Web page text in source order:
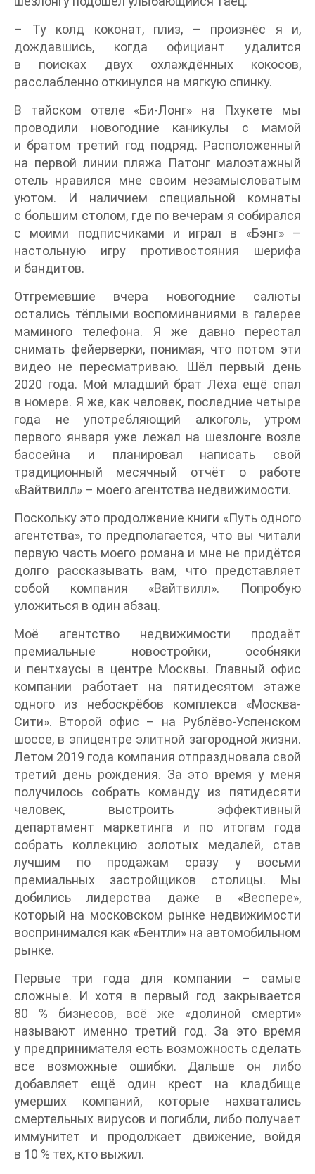
– Ту колд коконат, плиз, – произнёс я и,
дождавшись, когда официант удалится
в поисках двух охлаждённых кокосов,
расслабленно откинулся на мягкую спинку.
В тайском отеле «Би-Лонг» на Пхукете мы
проводили новогодние каникулы с мамой
и братом третий год подряд. Расположенный
на первой линии пляжа Патонг малоэтажный
отель нравился мне своим незамысловатым
уютом. И наличием специальной комнаты
с большим столом, где по вечерам я собирался
с моими подписчиками и играл в «Бэнг» –
настольную игру противостояния шерифа
и бандитов.
Отгремевшие вчера новогодние салюты
остались тёплыми воспоминаниями в галерее
маминого телефона. Я же давно перестал
снимать фейерверки, понимая, что потом эти
видео не пересматриваю. Шёл первый день
2020 года. Мой младший брат Лёха ещё спал
в номере. Я же, как человек, последние четыре
года не употребляющий алкоголь, утром
первого января уже лежал на шезлонге возле
бассейна и планировал написать свой
традиционный месячный отчёт о работе
«Вайтвилл» – моего агентства недвижимости.
Поскольку это продолжение книги «Путь одного
агентства», то предполагается, что вы читали
первую часть моего романа и мне не придётся
долго рассказывать вам, что представляет
собой компания «Вайтвилл». Попробую
уложиться в один абзац.
Моё агентство недвижимости продаёт
премиальные новостройки, особняки
и пентхаусы в центре Москвы. Главный офис
компании работает на пятидесятом этаже
одного из небоскрёбов комплекса «Москва-
Сити». Второй офис – на Рублёво-Успенском
шоссе, в эпицентре элитной загородной жизни.
Летом 2019 года компания отпраздновала свой
третий день рождения. За это время у меня
получилось собрать команду из пятидесяти
человек, выстроить эффективный
департамент маркетинга и по итогам года
собрать коллекцию золотых медалей, став
лучшим по продажам сразу у восьми
премиальных застройщиков столицы. Мы
добились лидерства даже в «Веспере»,
который на московском рынке недвижимости
воспринимался как «Бентли» на автомобильном
рынке.
Первые три года для компании – самые
сложные. И хотя в первый год закрывается
80 % бизнесов, всё же «долиной смерти»
называют именно третий год. За это время
у предпринимателя есть возможность сделать
все возможные ошибки. Дальше он либо
добавляет ещё один крест на кладбище
умерших компаний, которые нахватались
смертельных вирусов и погибли, либо получает
иммунитет и продолжает движение, войдя
в 10 % тех, кто выжил.